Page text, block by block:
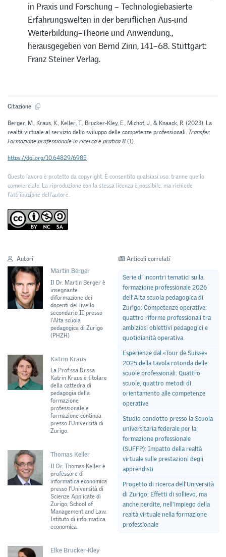
in Praxis und Forschung – Technologiebasierte
Erfahrungswelten in der beruflichen Aus-und
Weiterbildung–Theorie und Anwendung.,
herausgegeben von Bernd Zinn, 141–68. Stuttgart:
Franz Steiner Verlag.
Citazione
Berger, M., Kraus, K., Keller, T., Brucker-Kley, E., Michot, J., & Knaack, R. (2023). La
realtà virtuale al servizio dello sviluppo delle competenze professionali. Transfer.
Formazione professionale in ricerca e pratica 8(1).
https://doi.org/10.64829/6985
Questo lavoro è protetto da copyright. È consentito qualsiasi uso, tranne quello
commerciale. La riproduzione con la stessa licenza è possibile, ma richiede
l'attribuzione dell’autore.
Autori
Martin Berger
Il Dr. Martin Berger è
insegnante
diformazione dei
docenti del livello
secondario II presso
l'Alta scuola
pedagogica di Zurigo
(PHZH)
Katrin Kraus
La Prof.ssa Dr.ssa
Katrin Kraus è titolare
della cattedra di
pedagogia della
formazione
professionale e
formazione continua
presso l’Università di
Zurigo.
Thomas Keller
Il Dr. Thomas Keller è
professore di
informatica economica
presso l'Università di
Scienze Applicate di
Zurigo, School of
Management and Law,
Istituto di informatica
economica.
Elke Brucker-Kley
Articoli correlati
Serie di incontri tematici sulla
formazione professionale 2026
dell’Alta scuola pedagogica di
Zurigo: Competenze operative:
quattro riforme professionali tra
ambiziosi obiettivi pedagogici e
quotidianità operativa
Esperienze dal «Tour de Suisse»
2025 della tavola rotonda delle
scuole professionali: Quattro
scuole, quattro metodi di
orientamento alle competenze
operative
Studio condotto presso la Scuola
universitaria federale per la
formazione professionale
(SUFFP): Impatto della realtà
virtuale sulle prestazioni degli
apprendisti
Progetto di ricerca dell’Università
di Zurigo: Effetti di sollievo, ma
anche perdite, nell’impiego della
realtà virtuale nella formazione
professionale